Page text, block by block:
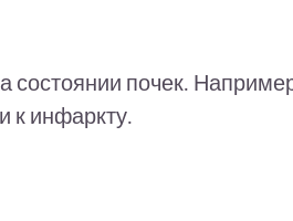
состоянии почек.
к инфаркту.